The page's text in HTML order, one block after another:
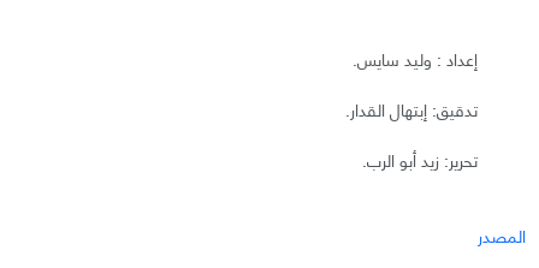
إعداد : وليد سايس.
تدقيق: إبتهال القدار.
تحرير: زيد أبو الرب.
المصدر